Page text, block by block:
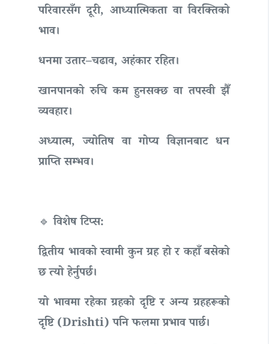
परिवारसँग दूरी, आध्यात्मिकता वा विरक्तिको
भाव।
धनमा उतार–चढाव, अहंकार रहित।
खानपानको रुचि कम हुनसक्छ वा तपस्वी झैँ
व्यवहार।
अध्यात्म, ज्योतिष वा गोप्य विज्ञानबाट धन
प्राप्ति सम्भव।
🔹 विशेष टिप्स:
द्वितीय भावको स्वामी कुन ग्रह हो र कहाँ बसेको
छ त्यो हेर्नुपर्छ।
यो भावमा रहेका ग्रहको दृष्टि र अन्य ग्रहहरूको
दृष्टि (Drishti) पनि फलमा प्रभाव पार्छ।